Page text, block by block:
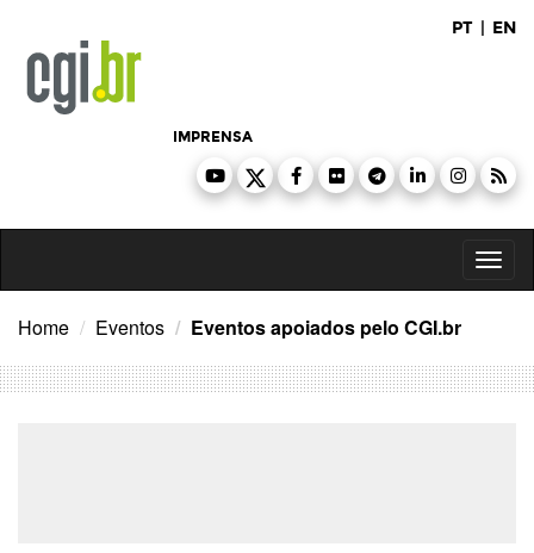
conteúdo
PT | EN
IMPRENSA
Home Eventos Eventos apoiados pelo CGI.br